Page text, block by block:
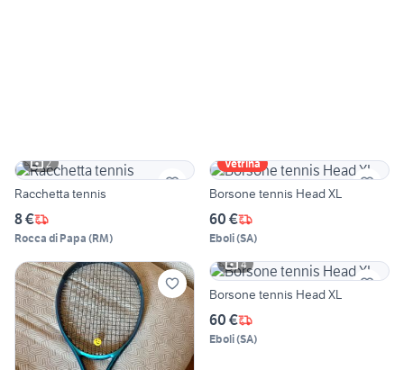
2
Racchetta tennis
8 €
Rocca di Papa (RM)
Vetrina
Borsone tennis Head XL
60 €
Eboli(SA)
4
Borsone tennis Head XL
60 €
Eboli(SA)